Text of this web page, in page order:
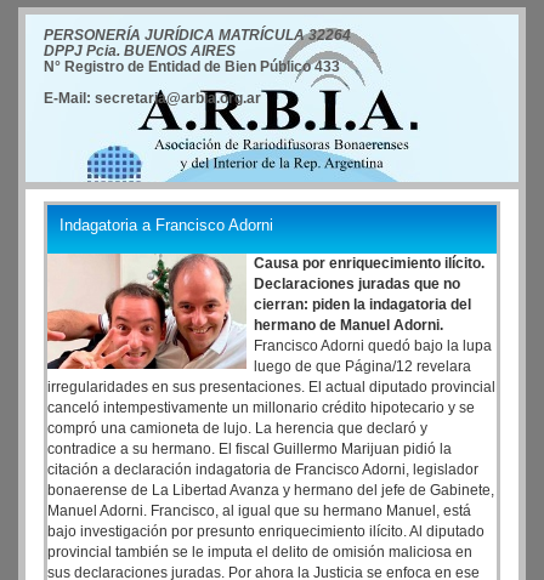
PERSONERÍA JURÍDICA MATRÍCULA 32264
DPPJ Pcia. BUENOS AIRES
N° Registro de Entidad de Bien Público 433
E-Mail: secretaria@arbia.org.ar
Indagatoria a Francisco Adorni
Causa por enriquecimiento ilícito.
Declaraciones juradas que no
cierran: piden la indagatoria del
hermano de Manuel Adorni.
Francisco Adorni quedó bajo la lupa
luego de que Página/12 revelara
irregularidades en sus presentaciones. El actual diputado provincial
canceló intempestivamente un millonario crédito hipotecario y se
compró una camioneta de lujo. La herencia que declaró y
contradice a su hermano. El fiscal Guillermo Marijuan pidió la
citación a declaración indagatoria de Francisco Adorni, legislador
bonaerense de La Libertad Avanza y hermano del jefe de Gabinete,
Manuel Adorni. Francisco, al igual que su hermano Manuel, está
bajo investigación por presunto enriquecimiento ilícito. Al diputado
provincial también se le imputa el delito de omisión maliciosa en
sus declaraciones juradas. Por ahora la Justicia se enfoca en ese